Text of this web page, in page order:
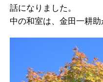
話になりました。
中の和室は、金田一耕助